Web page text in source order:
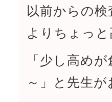
以前からの
よりちょっ
「少し高め
～」と先生